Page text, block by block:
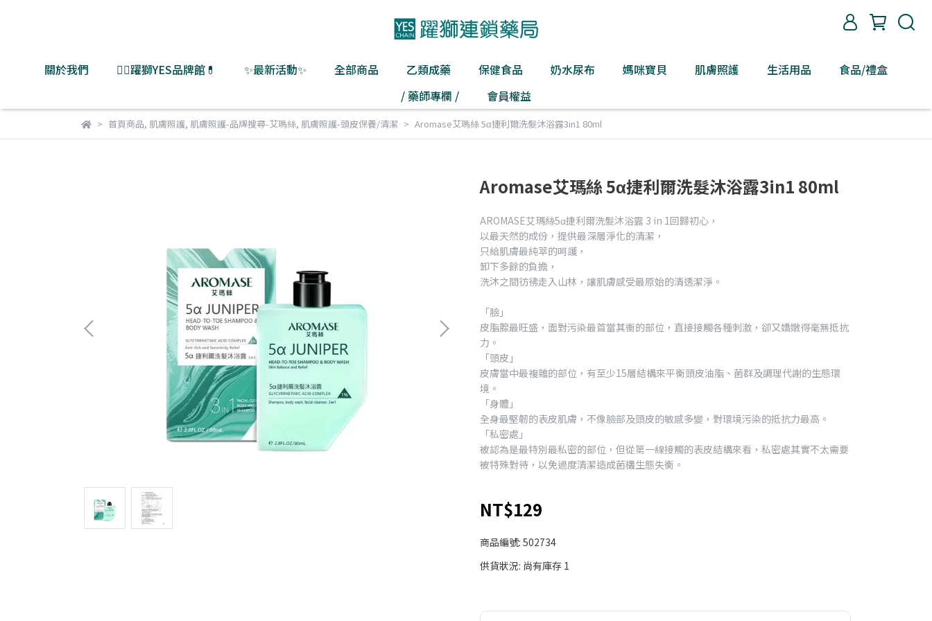
關於我們 👨‍⚕️躍獅YES品牌館💊 ✨最新活動✨ 全部商品 乙類成藥 保健食品 奶水尿布 媽咪寶貝 肌膚照護 生活用品
食品/禮盒
/ 藥師專欄 /
會員權益
首頁商品, 肌膚照護, 肌膚照護-品牌搜尋-艾瑪絲, 肌膚照護-頭皮保養/清潔 Aromase艾瑪絲 5α捷利爾洗髮沐浴露3in1 80ml
Aromase艾瑪絲 5α捷利爾洗髮沐浴露3in1 80ml
AROMASE艾瑪絲5α捷利爾洗髮沐浴露 3 in 1回歸初心，
以最天然的成份，提供最深層淨化的清潔，
只給肌膚最純萃的呵護，
卸下多餘的負擔，
洗沐之間彷彿走入山林，讓肌膚感受最原始的清透潔淨。
「臉」
皮脂腺最旺盛，面對污染最首當其衝的部位，直接接觸各種刺激，卻又嬌嫩得毫無抵抗
力。
「頭皮」
皮膚當中最複雜的部位，有至少15層結構來平衡頭皮油脂、菌群及調理代謝的生態環
境。
「身體」
全身最堅韌的表皮肌膚，不像臉部及頭皮的敏感多變，對環境污染的抵抗力最高。
「私密處」
被認為是最特別最私密的部位，但從第一線接觸的表皮結構來看，私密處其實不太需要
被特殊對待，以免過度清潔造成菌欉生態失衡。
NT$129
商品編號: 502734
供貨狀況: 尚有庫存 1